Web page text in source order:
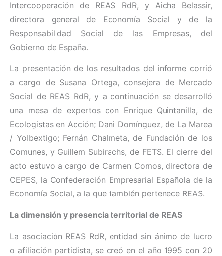
Intercooperación de REAS RdR, y Aicha Belassir,
directora general de Economía Social y de la
Responsabilidad Social de las Empresas, del
Gobierno de España.
La presentación de los resultados del informe corrió
a cargo de Susana Ortega, consejera de Mercado
Social de REAS RdR, y a continuación se desarrolló
una mesa de expertos con Enrique Quintanilla, de
Ecologistas en Acción; Dani Domínguez, de La Marea
/ YoIbextigo; Fernán Chalmeta, de Fundación de los
Comunes, y Guillem Subirachs, de FETS. El cierre del
acto estuvo a cargo de Carmen Comos, directora de
CEPES, la Confederación Empresarial Española de la
Economía Social, a la que también pertenece REAS.
La dimensión y presencia territorial de REAS
La asociación REAS RdR, entidad sin ánimo de lucro
o afiliación partidista, se creó en el año 1995 con 20